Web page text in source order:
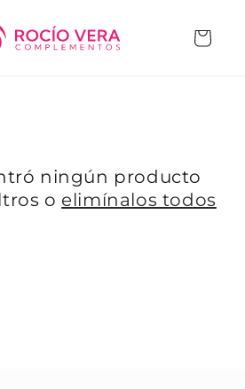
Carrito
ningún producto
o elimínalos todos